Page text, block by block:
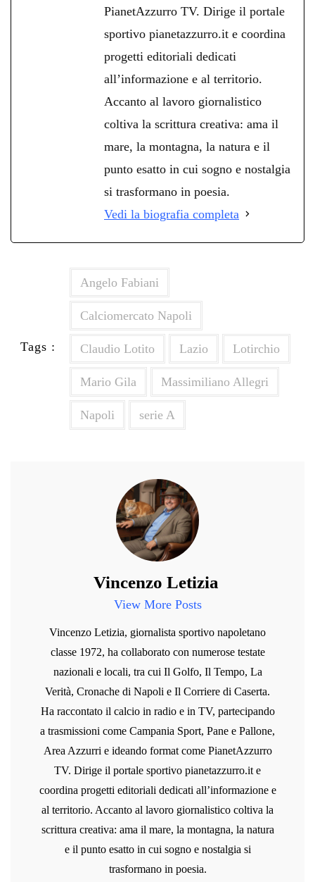
PianetAzzurro TV. Dirige il portale
sportivo pianetazzurro.it e coordina
progetti editoriali dedicati
all’informazione e al territorio.
Accanto al lavoro giornalistico
coltiva la scrittura creativa: ama il
mare, la montagna, la natura e il
punto esatto in cui sogno e nostalgia
si trasformano in poesia.
Vedi la biografia completa
Tags :
Angelo Fabiani
Calciomercato Napoli
Claudio Lotito Lazio Lotirchio
Mario Gila Massimiliano Allegri
Napoli serie A
Vincenzo Letizia
View More Posts
Vincenzo Letizia, giornalista sportivo napoletano
classe 1972, ha collaborato con numerose testate
nazionali e locali, tra cui Il Golfo, Il Tempo, La
Verità, Cronache di Napoli e Il Corriere di Caserta.
Ha raccontato il calcio in radio e in TV, partecipando
a trasmissioni come Campania Sport, Pane e Pallone,
Area Azzurri e ideando format come PianetAzzurro
TV. Dirige il portale sportivo pianetazzurro.it e
coordina progetti editoriali dedicati all’informazione e
al territorio. Accanto al lavoro giornalistico coltiva la
scrittura creativa: ama il mare, la montagna, la natura
e il punto esatto in cui sogno e nostalgia si
trasformano in poesia.